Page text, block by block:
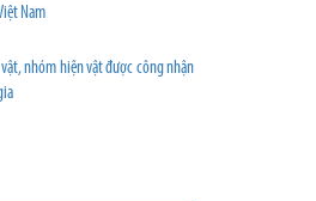
Nam
vật, nhóm hiện vật được công nhận